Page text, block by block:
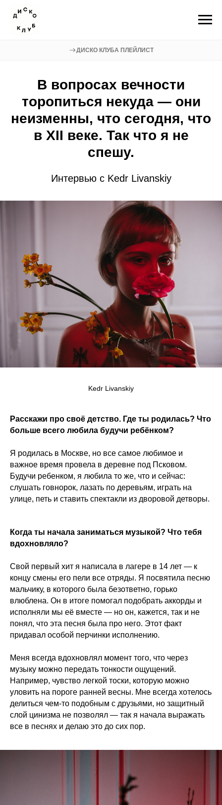
ДИСКО КЛУБА ПЛЕЙЛИСТ
В вопросах вечности
торопиться некуда — они
неизменны, что сегодня, что
в XII веке. Так что я не
спешу.
Интервью с Kedr Livanskiy
Kedr Livanskiy
Расскажи про своё детство. Где ты родилась? Что
больше всего любила будучи ребёнком?
Я родилась в Москве, но все самое любимое и
важное время провела в деревне под Псковом.
Будучи ребенком, я любила то же, что и сейчас:
слушать говнорок, лазать по деревьям, играть на
улице, петь и ставить спектакли из дворовой детворы.
Когда ты начала заниматься музыкой? Что тебя
вдохновляло?
Свой первый хит я написала в лагере в 14 лет — к
концу смены его пели все отряды. Я посвятила песню
мальчику, в которого была безответно, горько
влюблена. Он в итоге помогал подобрать аккорды и
исполняли мы её вместе — но он, кажется, так и не
понял, что эта песня была про него. Этот факт
придавал особой перчинки исполнению.
Меня всегда вдохновлял момент того, что через
музыку можно передать тонкости ощущений.
Например, чувство легкой тоски, которую можно
уловить на пороге ранней весны. Мне всегда хотелось
делиться чем-то подобным с друзьями, но защитный
слой цинизма не позволял — так я начала выражать
все в песнях и делаю это до сих пор.